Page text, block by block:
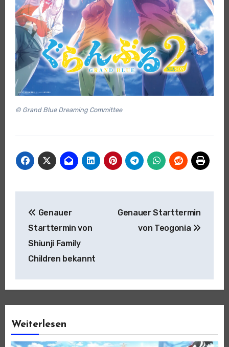
© Grand Blue Dreaming Committee
Genauer
Starttermin von
Shiunji Family
Children bekannt
Genauer Starttermin
von Teogonia
Weiterlesen